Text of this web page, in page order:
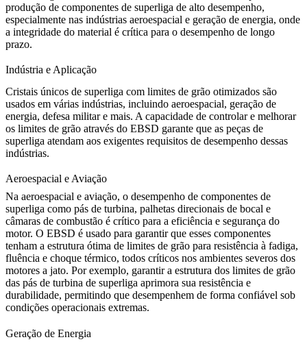
produção de componentes de superliga de alto desempenho,
especialmente nas indústrias aeroespacial e geração de energia, onde
a integridade do material é crítica para o desempenho de longo
prazo.
Indústria e Aplicação
Cristais únicos de superliga com limites de grão otimizados são
usados em várias indústrias, incluindo aeroespacial, geração de
energia, defesa militar e mais. A capacidade de controlar e melhorar
os limites de grão através do EBSD garante que as peças de
superliga atendam aos exigentes requisitos de desempenho dessas
indústrias.
Aeroespacial e Aviação
Na aeroespacial e aviação, o desempenho de componentes de
superliga como pás de turbina, palhetas direcionais de bocal e
câmaras de combustão é crítico para a eficiência e segurança do
motor. O EBSD é usado para garantir que esses componentes
tenham a estrutura ótima de limites de grão para resistência à fadiga,
fluência e choque térmico, todos críticos nos ambientes severos dos
motores a jato. Por exemplo, garantir a estrutura dos limites de grão
das pás de turbina de superliga aprimora sua resistência e
durabilidade, permitindo que desempenhem de forma confiável sob
condições operacionais extremas.
Geração de Energia